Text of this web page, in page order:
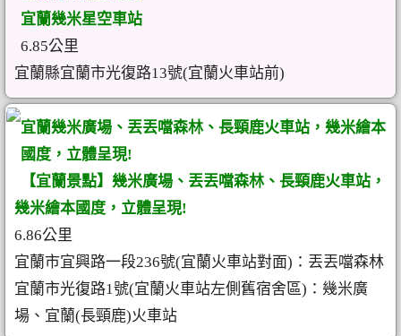
宜蘭幾米星空車站
6.85公里
宜蘭縣宜蘭市光復路13號(宜蘭火車站前)
宜蘭幾米廣場、丟丟噹森林、長頸鹿火車站，幾米繪本
國度，立體呈現!
【宜蘭景點】幾米廣場、丟丟噹森林、長頸鹿火車站，
幾米繪本國度，立體呈現!
6.86公里
宜蘭市宜興路一段236號(宜蘭火車站對面)：丟丟噹森林
宜蘭市光復路1號(宜蘭火車站左側舊宿舍區)：幾米廣
場、宜蘭(長頸鹿)火車站